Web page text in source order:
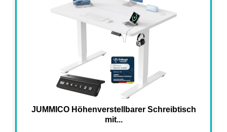
JUMMICO Höhenverstellbarer Schreibtisch
mit...